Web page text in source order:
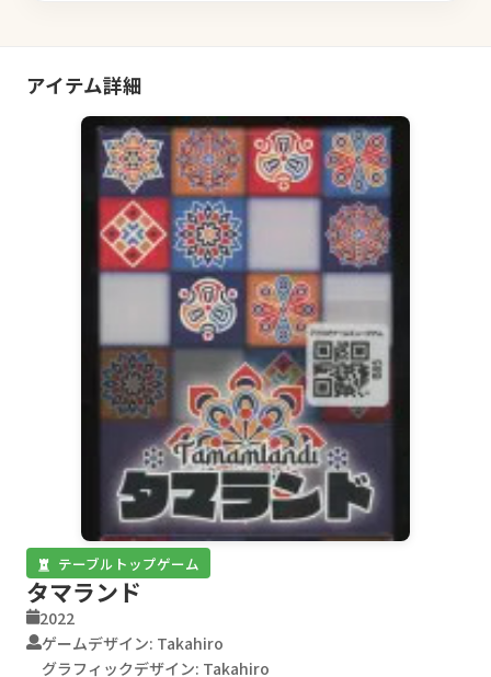
アイテム詳細
テーブルトップゲーム
タマランド
2022
ゲームデザイン: Takahiro
グラフィックデザイン: Takahiro